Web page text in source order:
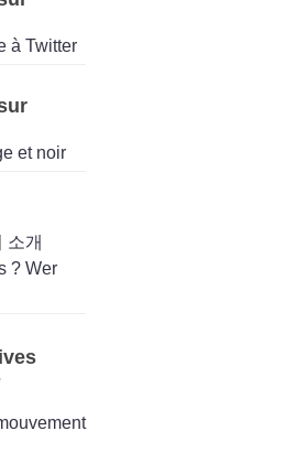
à Twitter
et noir
소개
? Wer